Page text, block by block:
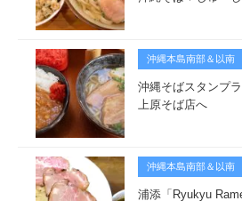
沖縄本島南部＆以南
沖縄そばスタンプ
上原そば店へ
沖縄本島南部＆以南
浦添「Ryukyu